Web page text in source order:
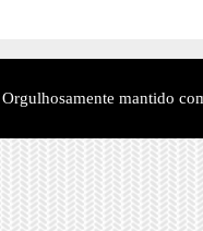
Orgulhosamente mantido